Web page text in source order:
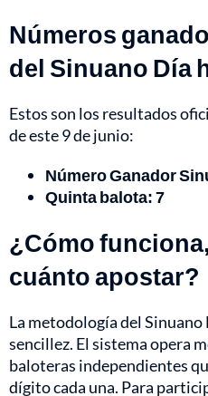
Números
del Sinuano Día
Estos son los resultados
de este 9 de junio:
Número Ganador
Quinta balota: 7
¿Cómo
cuánto apostar?
La metodología del
sencillez. El sistema opera
baloteras independientes
dígito cada una. Para